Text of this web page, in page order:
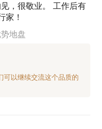
见，很敬业。 工作后有
家！
地盘
可以继续交流这个品质的